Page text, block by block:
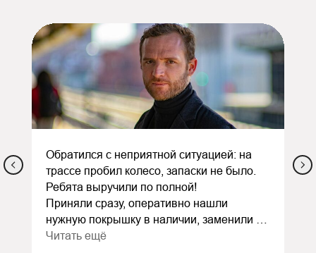
Обратился с неприятной ситуацией: на
трассе пробил колесо, запаски не было.
Ребята выручили по полной!
Приняли сразу, оперативно нашли
нужную покрышку в наличии, заменили и
сделали балансировку. Всё заняло
Читать ещё